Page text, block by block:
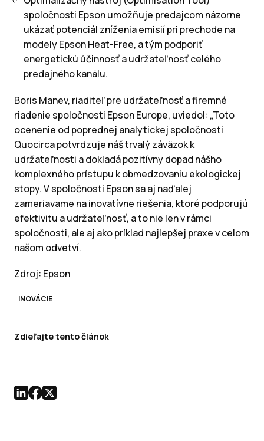
spoločnosti Epson umožňuje predajcom názorne
ukázať potenciál zníženia emisií pri prechode na
modely Epson Heat-Free, a tým podporiť
energetickú účinnosť a udržateľnosť celého
predajného kanálu.
Boris Manev, riaditeľ pre udržateľnosť a firemné
riadenie spoločnosti Epson Europe, uviedol: „Toto
ocenenie od poprednej analytickej spoločnosti
Quocirca potvrdzuje náš trvalý záväzok k
udržateľnosti a dokladá pozitívny dopad nášho
komplexného prístupu k obmedzovaniu ekologickej
stopy. V spoločnosti Epson sa aj naďalej
zameriavame na inovatívne riešenia, ktoré podporujú
efektivitu a udržateľnosť, a to nie len v rámci
spoločnosti, ale aj ako príklad najlepšej praxe v celom
našom odvetví.
Zdroj: Epson
INOVÁCIE
Zdieľajte tento článok